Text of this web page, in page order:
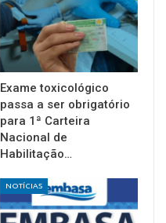
Exame toxicológico
passa a ser obrigatório
para 1ª Carteira
Nacional de
Habilitação…
NOTÍCIAS